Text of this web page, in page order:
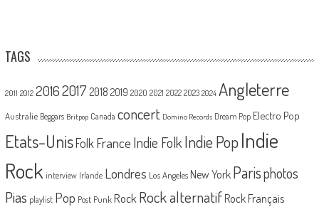
TAGS
2011 2012 20162017 2018 2019 2020 2021 2022 2023 2024 Angleterre
Australie Beggars Britpop Canada concert Domino Records Dream Pop Electro Pop
Etats-UnisFolk France Indie Folk Indie PopIndie
Rock interview Irlande Londres Los Angeles New York Parisphotos
Pias playlist Pop Post Punk Rock Rock alternatif Rock Français